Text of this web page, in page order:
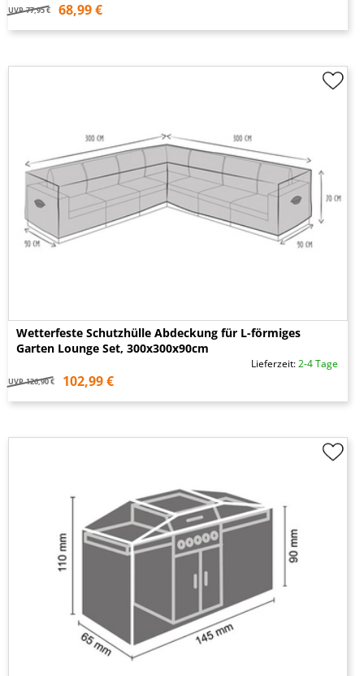
UVP 77,95 € 68,99 €
Wetterfeste Schutzhülle Abdeckung für L-förmiges
Garten Lounge Set, 300x300x90cm
Lieferzeit:2-4 Tage
UVP 126,90 € 102,99 €